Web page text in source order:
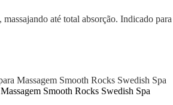
até total absorção. Indicado para
Smooth Rocks Swedish Spa